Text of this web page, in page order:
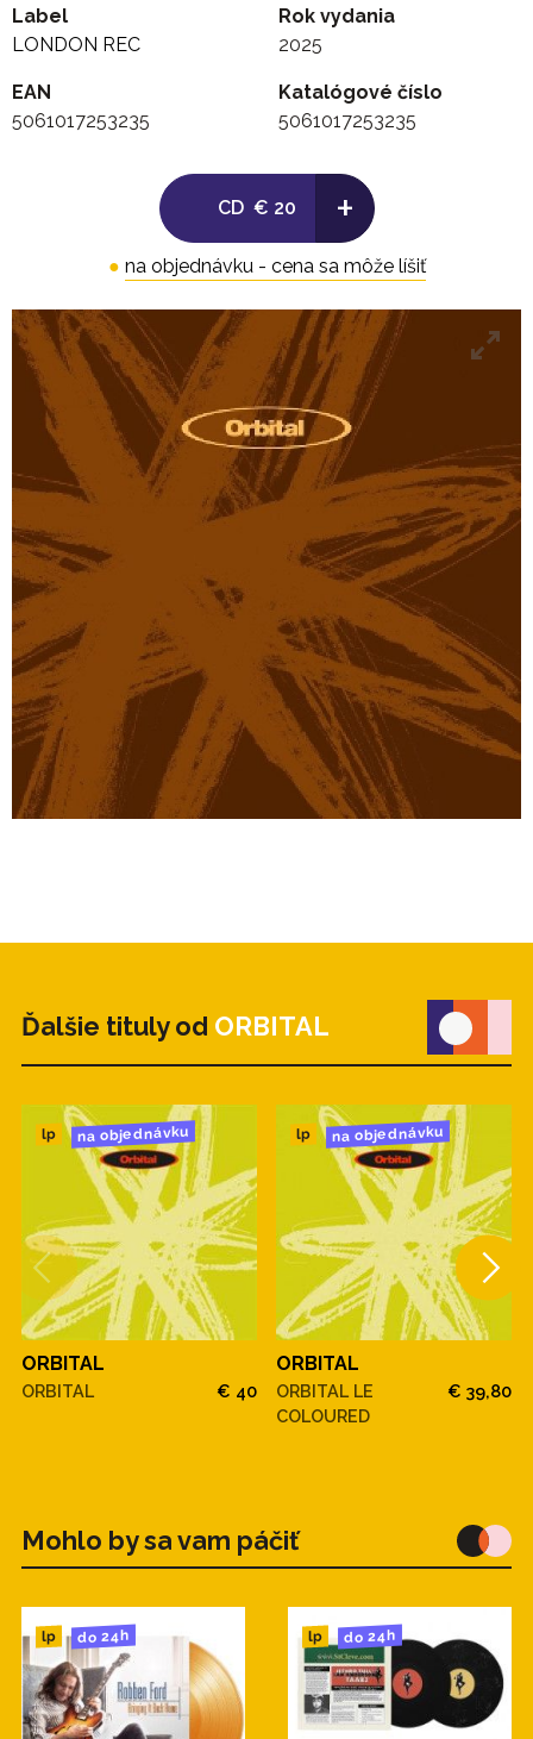
10. Input Out
Rarities
2. The Naked And The Dead
3. Sunday
5. Lush 3-3 (Underworld)
6. Lush 3-4 (Warrior Drift) (Psychick Warriors Ov
Label
LONDON REC
Rok vydania
2025
EAN
5061017253235
Katalógové číslo
5061017253235
CD € 20 +
● na objednávku - cena sa môže líšiť
Ďalšie tituly od ORBITAL
lp na objednávku
ORBITAL
ORBITAL € 40
lp na objednávku
ORBITAL
ORBITAL LE
COLOURED
€ 39,80
Mohlo by sa vam páčiť
lp do 24h lp do 24h